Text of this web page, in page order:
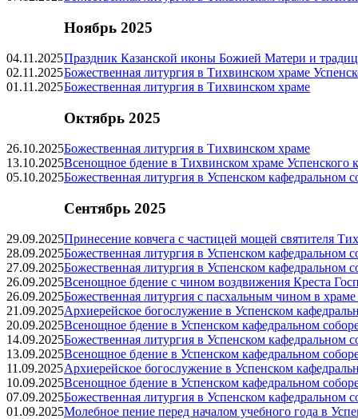
Ноябрь 2025
04.11.2025Праздник Казанской иконы Божией Матери и
02.11.2025Божественная литургия в Тихвинском храме
01.11.2025Божественная литургия в Тихвинском храме
Октябрь 2025
26.10.2025Божественная литургия в Тихвинском храме
13.10.2025Всенощное бдение в Тихвинском храме Успенского
05.10.2025Божественная литургия в Успенском кафедральном
Сентябрь 2025
29.09.2025Принесение ковчега с частицей мощей святителя
28.09.2025Божественная литургия в Успенском кафедральном
27.09.2025Божественная литургия в Успенском кафедральном
26.09.2025Всенощное бдение с чином воздвижения Креста
26.09.2025Божественная литургия с пасхальным чином в
21.09.2025Архиерейское богослужение в Успенском
20.09.2025Всенощное бдение в Успенском кафедральном
14.09.2025Божественная литургия в Успенском кафедральном
13.09.2025Всенощное бдение в Успенском кафедральном
11.09.2025Архиерейское богослужение в Успенском
10.09.2025Всенощное бдение в Успенском кафедральном
07.09.2025Божественная литургия в Успенском кафедральном
01.09.2025Молебное пение перед началом учебного года в